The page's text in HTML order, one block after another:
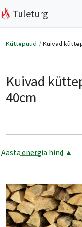
Tuleturg
Küttepuud Kuivad
Kuivad
40cm
Aasta energia hind ▲